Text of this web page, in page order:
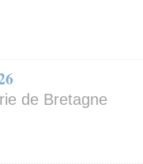
de Bretagne